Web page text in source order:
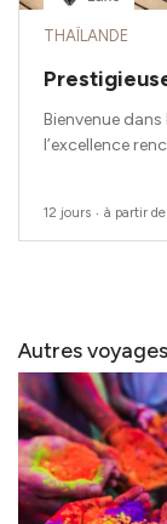
THAÏLANDE
Bienvenue
l’excellence
12 jours ‧ à partir de
Autres